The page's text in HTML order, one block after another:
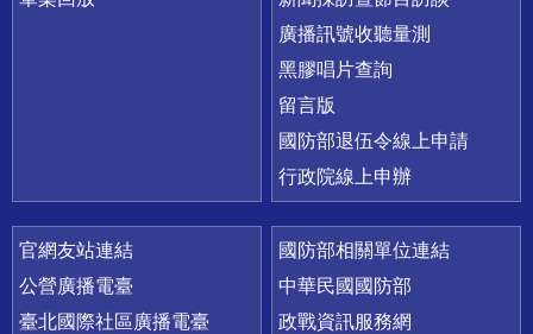
廣播訊號收聽量測
黑膠唱片查詢
留言版
國防部退伍令線上申請
行政院線上申辦
官網友站連結
公營廣播電臺
臺北國際社區廣播電臺
國防部相關單位連結
中華民國國防部
政戰資訊服務網